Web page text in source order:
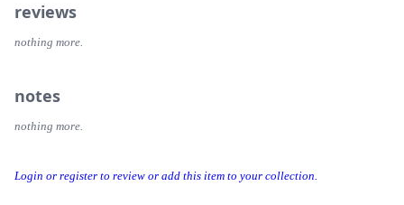
Login or register to review or add this item to your collection.
reviews
nothing more.
notes
nothing more.